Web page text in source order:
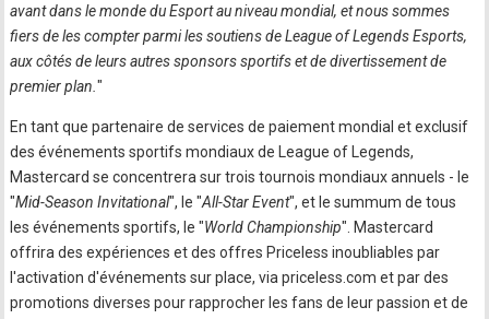
avant dans le monde du Esport au niveau mondial, et nous sommes
fiers de les compter parmi les soutiens de League of Legends Esports,
aux côtés de leurs autres sponsors sportifs et de divertissement de
premier plan."
En tant que partenaire de services de paiement mondial et exclusif
des événements sportifs mondiaux de League of Legends,
Mastercard se concentrera sur trois tournois mondiaux annuels - le
"Mid-Season Invitational", le "All-Star Event", et le summum de tous
les événements sportifs, le "World Championship". Mastercard
offrira des expériences et des offres Priceless inoubliables par
l'activation d'événements sur place, via priceless.com et par des
promotions diverses pour rapprocher les fans de leur passion et de